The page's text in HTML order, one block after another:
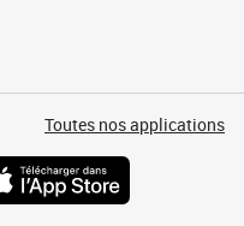
Toutes nos applications